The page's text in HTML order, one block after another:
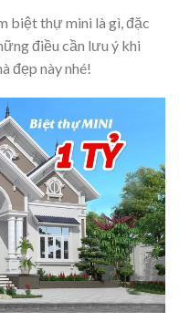
biệt thự mini là gì, đặc
điều cần lưu ý khi
đẹp này nhé!